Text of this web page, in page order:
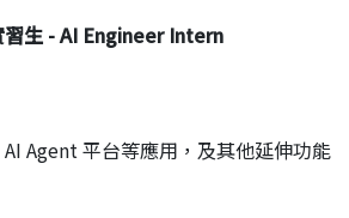
生 - AI Engineer Intern
AI Agent 平台等應用，及其他延伸功能